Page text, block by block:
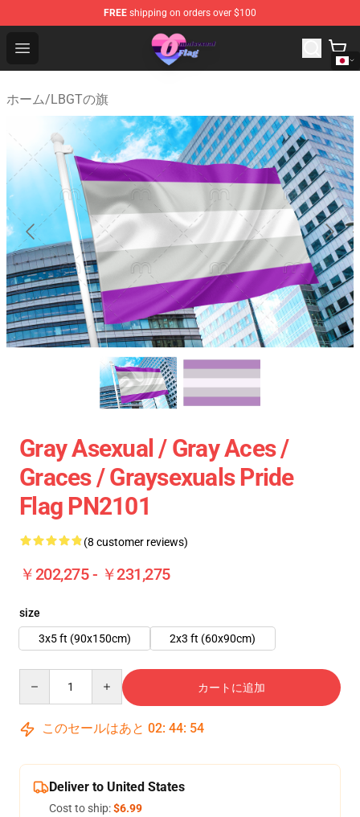
FREE shipping on orders over $100
Open menu
Omnisexual Flag Store - The Best Store of Omnisexual
ホーム/LBGTの旗
Gray Asexual / Gray Aces /
Graces / Graysexuals Pride
Flag PN2101
(8 customer reviews)
￥202,275 - ￥231,275
size
3x5 ft (90x150cm)
2x3 ft (60x90cm)
カートに追加
このセールはあと 02: 44: 53
Deliver to United States
Cost to ship:$6.99